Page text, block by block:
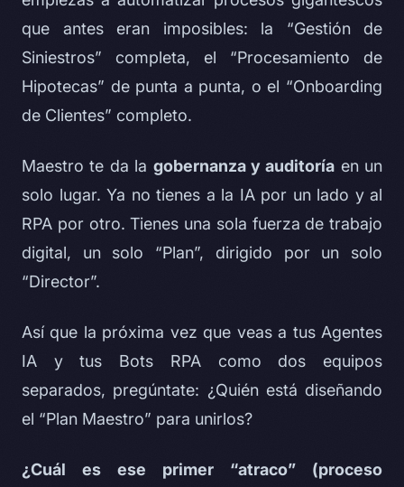
que antes eran imposibles: la “Gestión de
Siniestros” completa, el “Procesamiento de
Hipotecas” de punta a punta, o el “Onboarding
de Clientes” completo.
Maestro te da la gobernanza y auditoría en un
solo lugar. Ya no tienes a la IA por un lado y al
RPA por otro. Tienes una sola fuerza de trabajo
digital, un solo “Plan”, dirigido por un solo
“Director”.
Así que la próxima vez que veas a tus Agentes
IA y tus Bots RPA como dos equipos
separados, pregúntate: ¿Quién está diseñando
el “Plan Maestro” para unirlos?
¿Cuál es ese primer “atraco” (proceso